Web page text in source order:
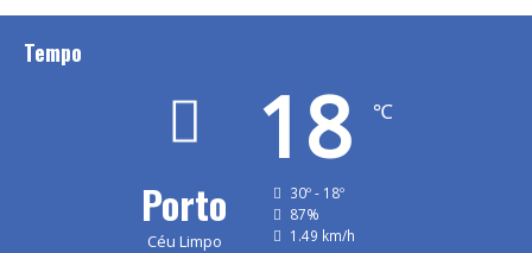
Tempo
Porto
Céu Limpo
18 ℃
30º - 18º
87%
1.49 km/h